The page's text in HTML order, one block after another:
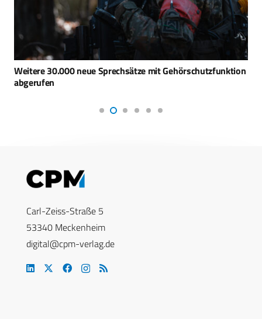
Weitere 30.000 neue Sprechsätze mit Gehörschutzfunktion
abgerufen
Carl-Zeiss-Straße 5
53340 Meckenheim
digital@cpm-verlag.de